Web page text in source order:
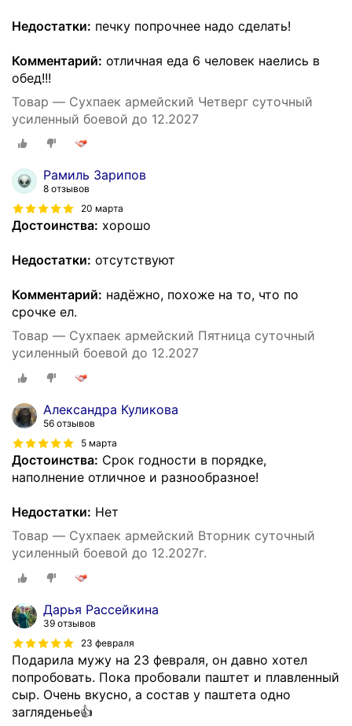
Недостатки: печку попрочнее надо сделать!
Комментарий: отличная еда 6 человек наелись в
обед!!!
Товар — Сухпаек армейский Четверг суточный
усиленный боевой до 12.2027
Рамиль Зарипов
8 отзывов
20 марта
Достоинства: хорошо
Недостатки: отсутствуют
Комментарий: надёжно, похоже на то, что по
срочке ел.
Товар — Сухпаек армейский Пятница суточный
усиленный боевой до 12.2027
Александра Куликова
56 отзывов
5 марта
Достоинства: Срок годности в порядке,
наполнение отличное и разнообразное!
Недостатки: Нет
Товар — Сухпаек армейский Вторник суточный
усиленный боевой до 12.2027г.
Дарья Рассейкина
39 отзывов
23 февраля
Подарила мужу на 23 февраля, он давно хотел
попробовать. Пока пробовали паштет и плавленный
сыр. Очень вкусно, а состав у паштета одно
загляденье👍